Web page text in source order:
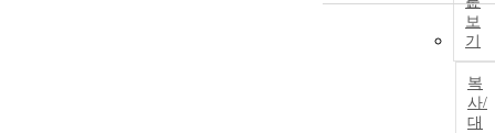
보
기
복
사/
대